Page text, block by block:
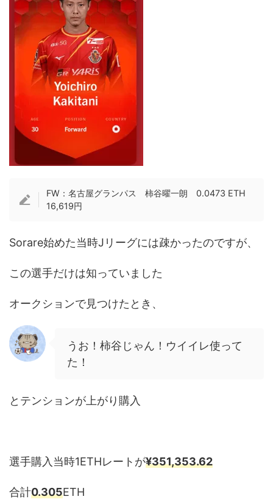
FW：名古屋グランパス 柿谷曜一朗 0.0473 ETH
16,619円
Sorare始めた当時Jリーグには疎かったのですが、
この選手だけは知っていました
オークションで見つけたとき、
うお！柿谷じゃん！ウイイレ使って
た！
とテンションが上がり購入
選手購入当時1ETHレートが¥351,353.62
合計0.305ETH